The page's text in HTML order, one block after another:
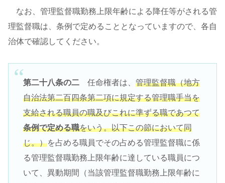
なお、管理監督職勤務上限年齢による降任等がされる管
理監督職は、条例で定めることとなっていますので、各自
治体で確認してください。
第二十八条の二任命権者は、 管理監督職（地方
自治法第二百四条第二項に規定する管理職手当を
支給される職員の職及びこれに準ずる職であつて
条例で定める職をいう。以下この節において同
じ。）を占める職員でその占める管理監督職に係
る管理監督職勤務上限年齢に達している職員につ
いて、異動期間（当該管理監督職勤務上限年齢に